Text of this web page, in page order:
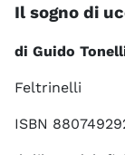
Il sogno di
di Guido
Feltrinelli
ISBN